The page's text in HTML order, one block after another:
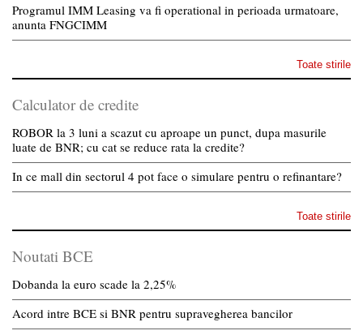
Programul IMM Leasing va fi operational in perioada urmatoare,
anunta FNGCIMM
Toate stirile
Calculator de credite
ROBOR la 3 luni a scazut cu aproape un punct, dupa masurile
luate de BNR; cu cat se reduce rata la credite?
In ce mall din sectorul 4 pot face o simulare pentru o refinantare?
Toate stirile
Noutati BCE
Dobanda la euro scade la 2,25%
Acord intre BCE si BNR pentru supravegherea bancilor